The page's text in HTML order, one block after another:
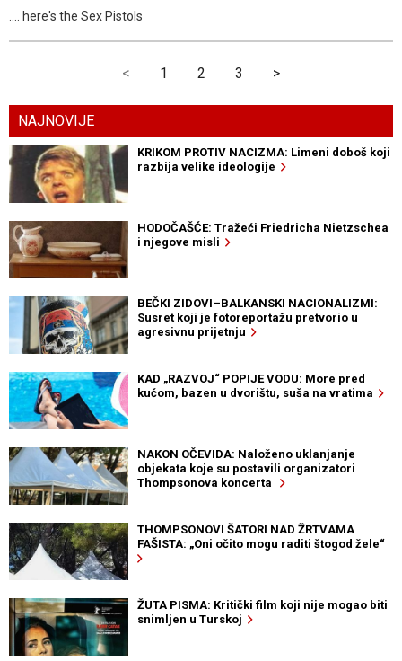
.... here's the Sex Pistols
< 1 2 3 >
NAJNOVIJE
KRIKOM PROTIV NACIZMA: Limeni doboš koji
razbija velike ideologije
HODOČAŠĆE: Tražeći Friedricha Nietzschea
i njegove misli
BEČKI ZIDOVI–BALKANSKI NACIONALIZMI:
Susret koji je fotoreportažu pretvorio u
agresivnu prijetnju
KAD „RAZVOJ“ POPIJE VODU: More pred
kućom, bazen u dvorištu, suša na vratima
NAKON OČEVIDA: Naloženo uklanjanje
objekata koje su postavili organizatori
Thompsonova koncerta
THOMPSONOVI ŠATORI NAD ŽRTVAMA
FAŠISTA: „Oni očito mogu raditi štogod žele“
ŽUTA PISMA: Kritički film koji nije mogao biti
snimljen u Turskoj